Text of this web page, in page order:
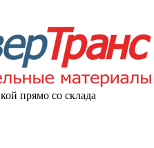
прямо со склада